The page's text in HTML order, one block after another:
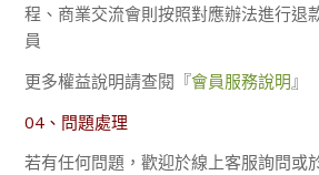
程、商業交流會則按照對應辦法進行退
員
更多權益說明請查閱『會員服務說明 』
04、問題處理
若有任何問題，歡迎於線上客服詢問或